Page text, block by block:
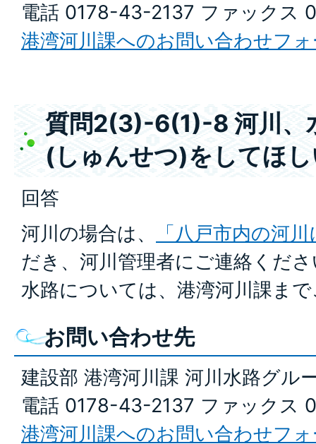
電話 0178-43-2137 ファックス
港湾河川課へのお問い合わせフ
質問2(3)-6(1)-8 河川、
(しゅんせつ)をしてほ
回答
河川の場合は、
「八戸市内の河
だき、河川管理者にご連絡くだ
水路については、港湾河川課ま
お問い合わせ先
建設部 港湾河川課 河川水路グル
電話 0178-43-2137 ファックス
港湾河川課へのお問い合わせフ